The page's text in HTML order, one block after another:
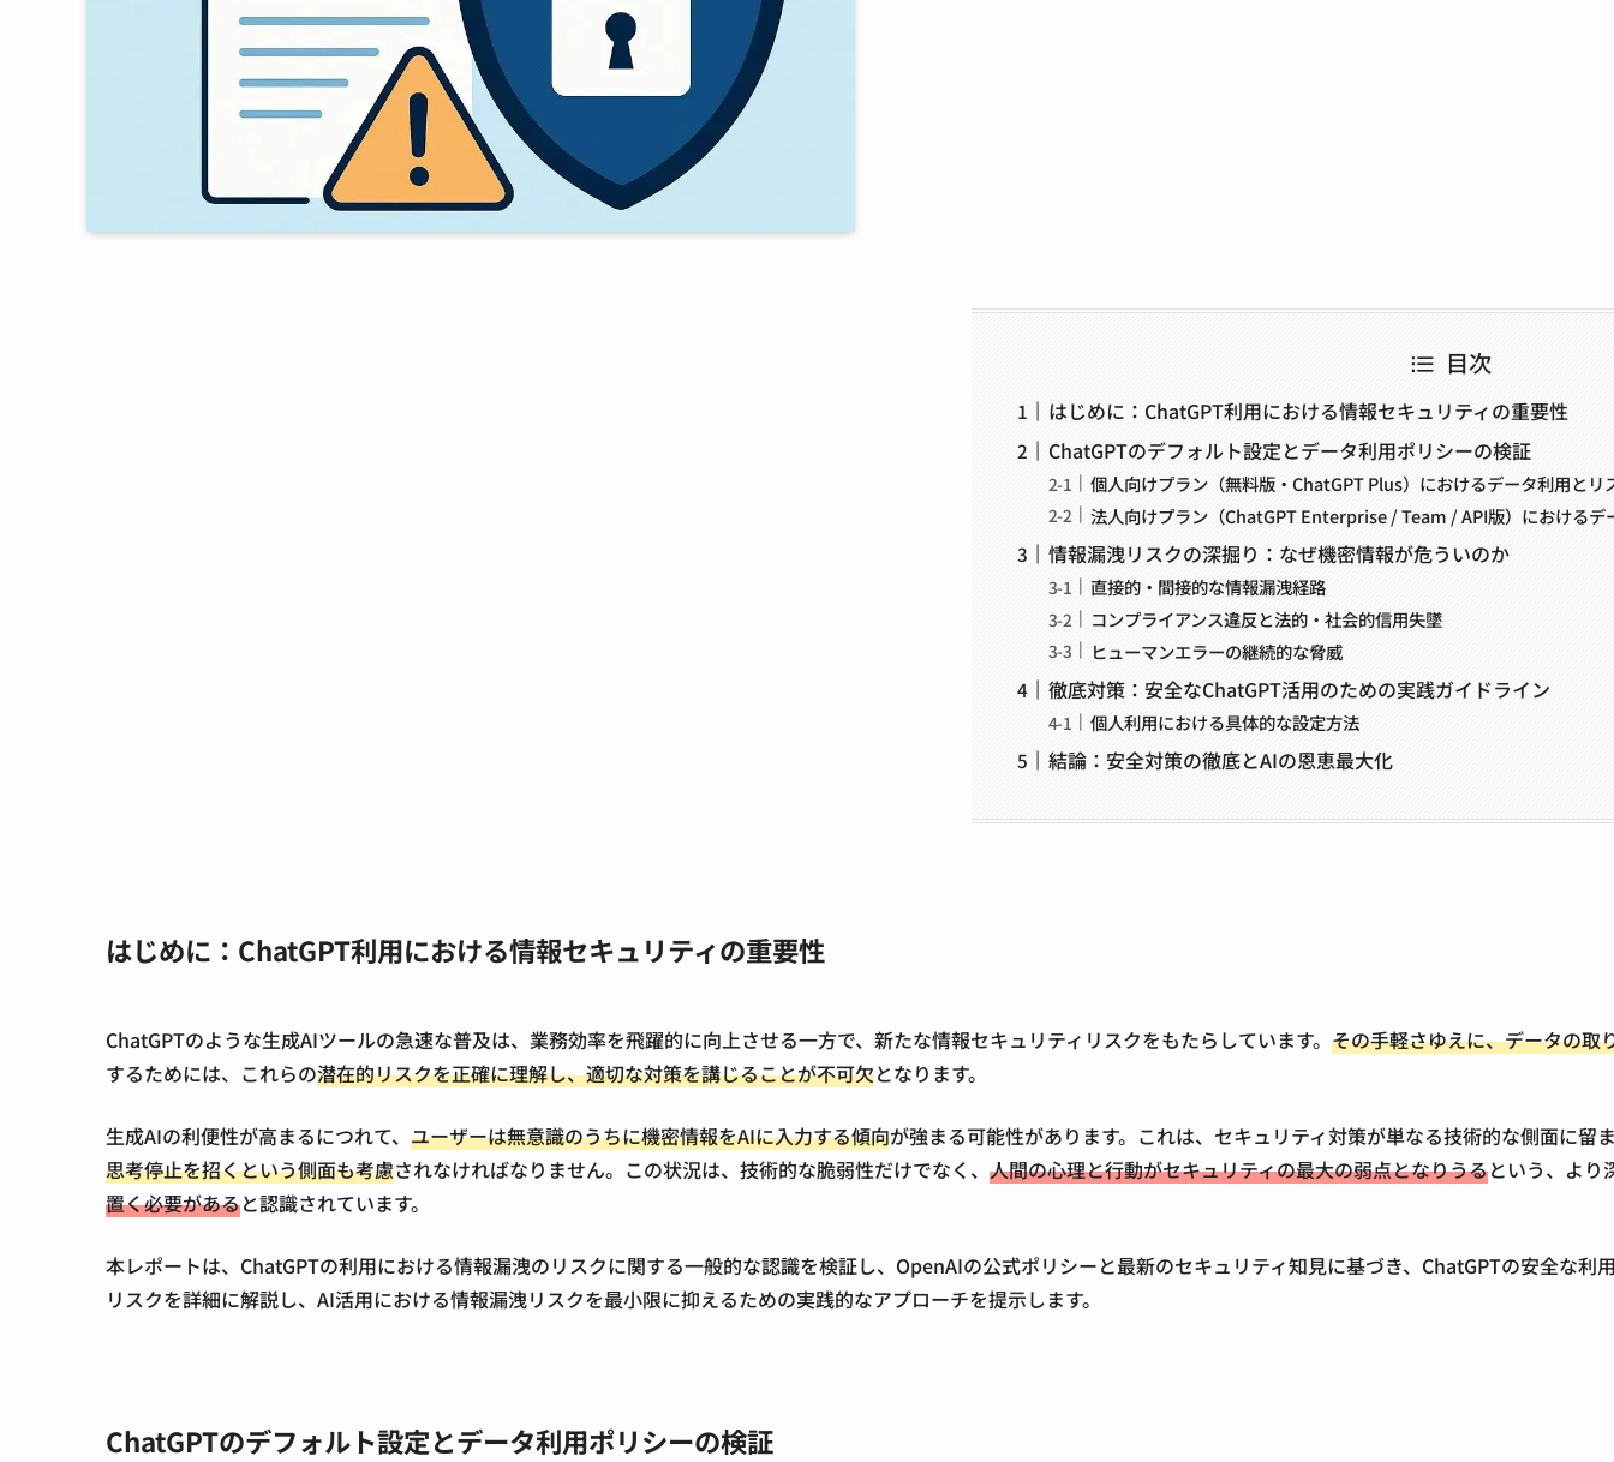
目次
はじめに：ChatGPT利用における情報セキュリティの重要性
ChatGPTのデフォルト設定とデータ利用ポリシーの検証
個人向けプラン（無料版・ChatGPT Plus）におけるデータ利用とリ
法人向けプラン（ChatGPT Enterprise / Team / API版）におけるデ
情報漏洩リスクの深掘り：なぜ機密情報が危ういのか
直接的・間接的な情報漏洩経路
コンプライアンス違反と法的・社会的信用失墜
ヒューマンエラーの継続的な脅威
徹底対策：安全なChatGPT活用のための実践ガイドライン
個人利用における具体的な設定方法
結論：安全対策の徹底とAIの恩恵最大化
はじめに：ChatGPT利用における情報セキュリティの重要性
ChatGPTのような生成AIツールの急速な普及は、業務効率を飛躍的に向上させる一方で、新たな情報セキュリティリスクをもたらしています。 その手軽さゆえに、データの取
するためには、これらの潜在的リスクを正確に理解し、適切な対策を講じることが不可欠となります。
生成AIの利便性が高まるにつれて、 ユーザーは無意識のうちに機密情報をAIに入力する傾向が強まる可能性があります。これは、セキュリティ対策が単なる技術的な側面に
思考停止を招くという側面も考慮されなければなりません。この状況は、技術的な脆弱性だけでなく、 人間の心理と行動がセキュリティの最大の弱点となりうるという、より
置く必要があると認識されています。
本レポートは、ChatGPTの利用における情報漏洩のリスクに関する一般的な認識を検証し、OpenAIの公式ポリシーと最新のセキュリティ知見に基づき、ChatGPTの安全な
リスクを詳細に解説し、AI活用における情報漏洩リスクを最小限に抑えるための実践的なアプローチを提示します。
ChatGPTのデフォルト設定とデータ利用ポリシーの検証